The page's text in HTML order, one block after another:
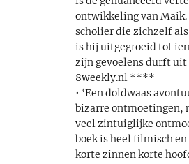
ontwikkeling van Maik.
scholier die zichzelf
is hij uitgegroeid tot
zijn gevoelens durft uit
8weekly.nl ****
• ‘Een doldwaas
bizarre ontmoetingen,
veel zintuiglijke
boek is heel filmisch
korte zinnen korte